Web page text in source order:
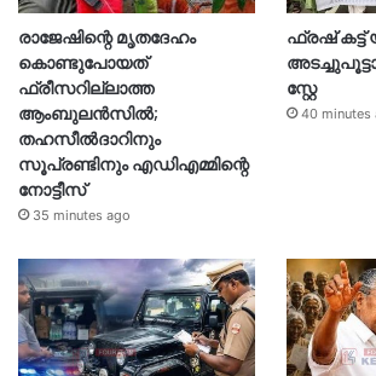
രാജേഷിന്റെ മൃതദേഹം
കൊണ്ടുപോയത്
ഫ്രീസറില്ലാത്ത
ആംബുലൻസിൽ;
തഹസീൽദാറിനും
സൂപ്രണ്ടിനും എഡിഎമ്മിന്റെ
നോട്ടീസ്
35 minutes ago
ഫ്രഷ് കട്ട്
സ്റ്റേ
40 minutes